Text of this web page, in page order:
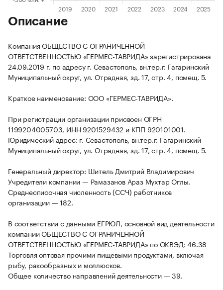
Описание
Компания ОБЩЕСТВО С ОГРАНИЧЕННОЙ
ОТВЕТСТВЕННОСТЬЮ «ГЕРМЕС-ТАВРИДА» зарегистрирована
24.09.2019 г. по адресу г. Севастополь, вн.тер.г. Гагаринский
Муниципальный округ, ул. Отрадная, зд. 17, стр. 4, помещ. 5.
Краткое наименование: ООО «ГЕРМЕС-ТАВРИДА».
При регистрации организации присвоен ОГРН
1199204005703, ИНН 9201529432 и КПП 920101001.
Юридический адрес: г. Севастополь, вн.тер.г. Гагаринский
Муниципальный округ, ул. Отрадная, зд. 17, стр. 4, помещ. 5.
Генеральный директор: Шитель Дмитрий Владимирович
Учредители компании — Рамазанов Араз Мухтар Оглы.
Среднесписочная численность (ССЧ) работников
организации — 182.
В соответствии с данными ЕГРЮЛ, основной вид деятельности
компании ОБЩЕСТВО С ОГРАНИЧЕННОЙ
ОТВЕТСТВЕННОСТЬЮ «ГЕРМЕС-ТАВРИДА» по ОКВЭД: 46.38
Торговля оптовая прочими пищевыми продуктами, включая
рыбу, ракообразных и моллюсков.
Общее количество направлений деятельности — 39.